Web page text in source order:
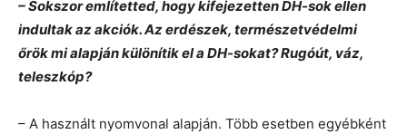
– Sokszor említetted, hogy kifejezetten DH-sok ellen
indultak az akciók. Az erdészek, természetvédelmi
őrök mi alapján különítik el a DH-sokat? Rugóút, váz,
teleszkóp?
– A használt nyomvonal alapján. Több esetben egyébként